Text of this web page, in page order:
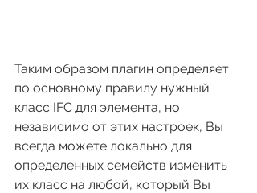
Таким образом плагин определяет
по основному правилу нужный
класс IFC для элемента, но
независимо от этих настроек, Вы
всегда можете локально для
определенных семейств изменить
их класс на любой, который Вы